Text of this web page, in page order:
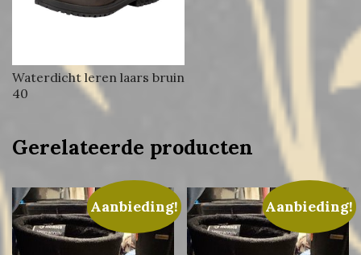
Waterdicht leren laars bruin
40
Gerelateerde producten
Aanbieding! Aanbieding!